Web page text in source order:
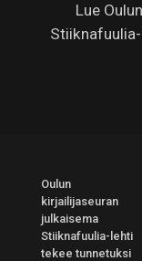
Lue
Oulun
kirjailijaseuran
julkaisema
Stiiknafuulia-lehti
tekee tunnetuksi